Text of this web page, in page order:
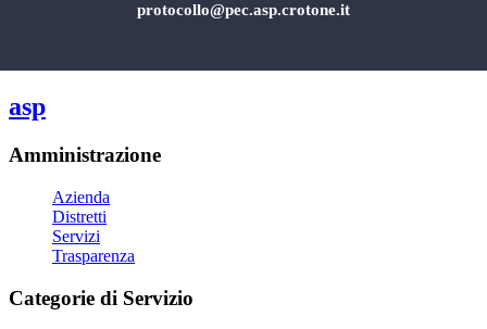
protocollo@pec.asp.crotone.it
asp
Amministrazione
Azienda
Distretti
Servizi
Trasparenza
Categorie di Servizio